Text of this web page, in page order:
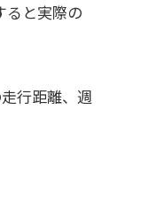
ると実際の
行距離、週